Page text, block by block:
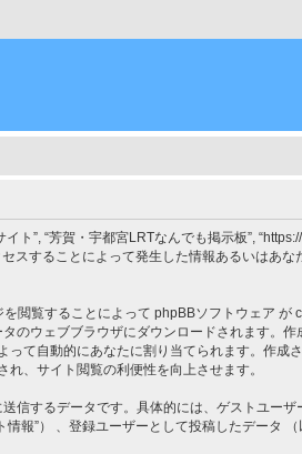
ト”, “芳賀・宇都宮LRTなんでも掲示板”,
スすることによって発生した情報あるいはあ
閲覧することによって phpBBソフトウェア
ウェブブラウザにダウンロードされます。
て自動的にあなたに割り当てられます。作成
、サイト閲覧の利便性を向上させます。
するデータです。具体的には、ゲストユーザ
報”） 、登録ユーザーとして投稿したデータ （